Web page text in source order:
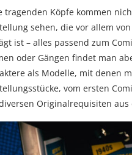
tragenden Köpfe kommen
sehen, die vor allem
ist – alles passend zum
oder Gängen findet man
als Modelle, mit denen
vom ersten
Originalrequisiten aus